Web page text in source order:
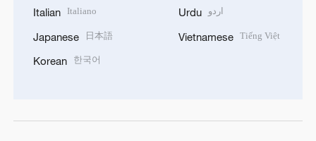
Italian Italiano
Japanese 日本語
Korean 한국어
Urdu اردو
Vietnamese Tiếng Việt